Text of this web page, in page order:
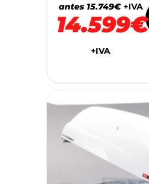
antes 15.749€ +IVA
14.599€
+IVA